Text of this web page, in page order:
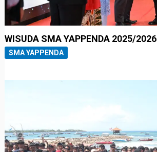
WISUDA SMA YAPPENDA 2025/2026
SMA YAPPENDA